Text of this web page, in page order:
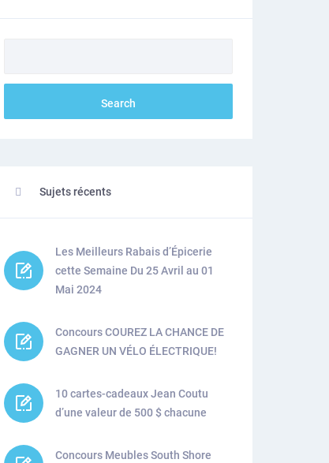
Sujets récents
Les Meilleurs Rabais d’Épicerie
cette Semaine Du 25 Avril au 01
Mai 2024
Concours COUREZ LA CHANCE DE
GAGNER UN VÉLO ÉLECTRIQUE!
10 cartes-cadeaux Jean Coutu
d’une valeur de 500 $ chacune
Concours Meubles South Shore